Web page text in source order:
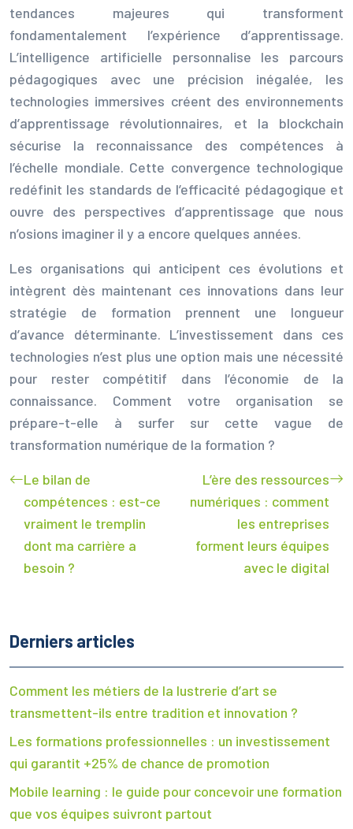
tendances majeures qui transforment
fondamentalement l’expérience d’apprentissage.
L’intelligence artificielle personnalise les parcours
pédagogiques avec une précision inégalée, les
technologies immersives créent des environnements
d’apprentissage révolutionnaires, et la blockchain
sécurise la reconnaissance des compétences à
l’échelle mondiale. Cette convergence technologique
redéfinit les standards de l’efficacité pédagogique et
ouvre des perspectives d’apprentissage que nous
n’osions imaginer il y a encore quelques années.
Les organisations qui anticipent ces évolutions et
intègrent dès maintenant ces innovations dans leur
stratégie de formation prennent une longueur
d’avance déterminante. L’investissement dans ces
technologies n’est plus une option mais une nécessité
pour rester compétitif dans l’économie de la
connaissance. Comment votre organisation se
prépare-t-elle à surfer sur cette vague de
transformation numérique de la formation ?
Le bilan de
compétences : est-ce
vraiment le tremplin
dont ma carrière a
besoin ?
L’ère des ressources
numériques : comment
les entreprises
forment leurs équipes
avec le digital
Derniers articles
Comment les métiers de la lustrerie d’art se
transmettent-ils entre tradition et innovation ?
Les formations professionnelles : un investissement
qui garantit +25% de chance de promotion
Mobile learning : le guide pour concevoir une formation
que vos équipes suivront partout